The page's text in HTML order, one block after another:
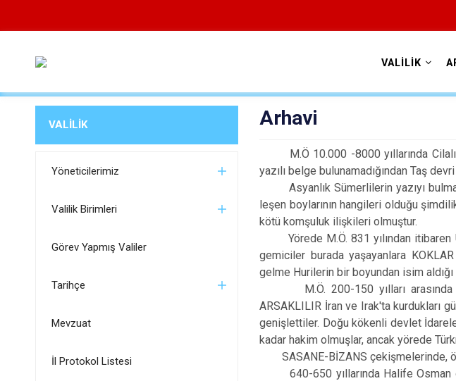
VALİLİK
VALİLİK
Yöneticilerimiz
Valilik Birimleri
Görev Yapmış Valiler
Tarihçe
Mevzuat
İl Protokol Listesi
Arhavi
M.Ö 10.000 -8000 yıllarında Cilalı
yazılı belge bulunamadığından Taş
Asyanlık Sümerlilerin yazıyı
leşen boylarının hangileri olduğu
kötü komşuluk ilişkileri olmuştur.
Yörede M.Ö. 831 yılından itibaren
gemiciler burada yaşayanlara
gelme Hurilerin bir boyundan isim al­dığı
M.Ö. 200-150 yılları arasında
ARSAKLILIR İran ve Irak'ta kurdukları
genişlettiler. Doğu kökenli devlet
kadar hakim olmuşlar, ancak yö­rede
SASANE-BİZANS çekişmelerinde,
640-650 yıllarında Halife Osman